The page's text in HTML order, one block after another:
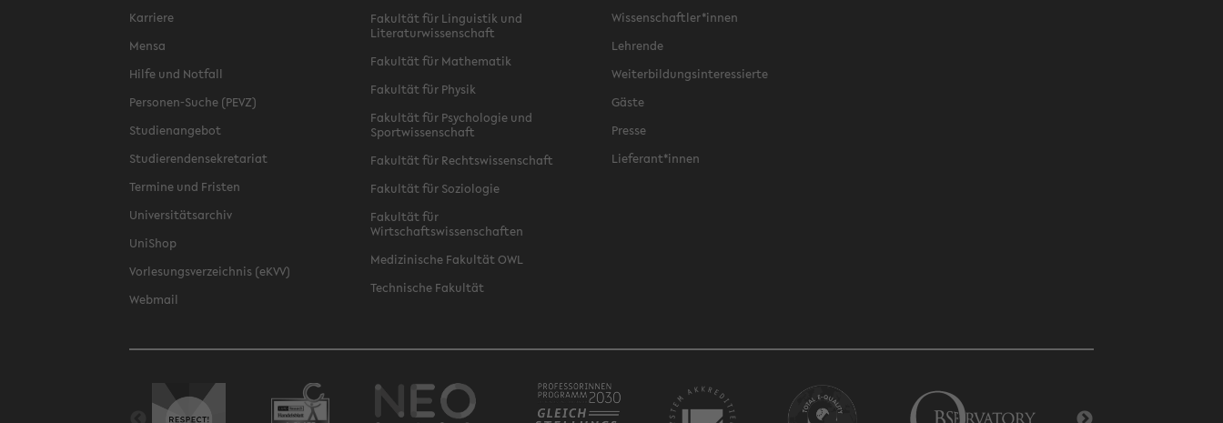
Karriere
Mensa
Hilfe und Notfall
Personen-Suche (PEVZ)
Studienangebot
Studierendensekretariat
Termine und Fristen
Universitätsarchiv
UniShop
Vorlesungsverzeichnis (eKVV)
Webmail
Fakultät für Linguistik und
Literaturwissenschaft
Fakultät für Mathematik
Fakultät für Physik
Fakultät für Psychologie und
Sportwissenschaft
Fakultät für Rechtswissenschaft
Fakultät für Soziologie
Fakultät für
Wirtschaftswissenschaften
Medizinische Fakultät OWL
Technische Fakultät
Wissenschaftler*innen
Lehrende
Weiterbildungsinteressierte
Gäste
Presse
Lieferant*innen